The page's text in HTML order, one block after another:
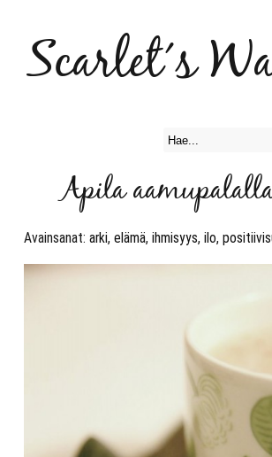
Scarlet´s
Apila
Avainsanat: arki, elämä, ihmisyys, ilo,